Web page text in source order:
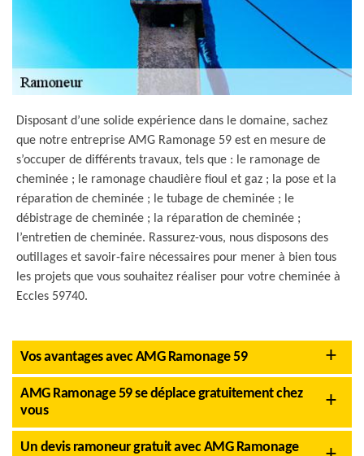
Disposant d’une solide expérience dans le domaine, sachez
que notre entreprise AMG Ramonage 59 est en mesure de
s’occuper de différents travaux, tels que : le ramonage de
cheminée ; le ramonage chaudière fioul et gaz ; la pose et la
réparation de cheminée ; le tubage de cheminée ; le
débistrage de cheminée ; la réparation de cheminée ;
l’entretien de cheminée. Rassurez-vous, nous disposons des
outillages et savoir-faire nécessaires pour mener à bien tous
les projets que vous souhaitez réaliser pour votre cheminée à
Eccles 59740.
Vos avantages avec AMG Ramonage 59
AMG Ramonage 59 se déplace gratuitement chez
vous
Un devis ramoneur gratuit avec AMG Ramonage